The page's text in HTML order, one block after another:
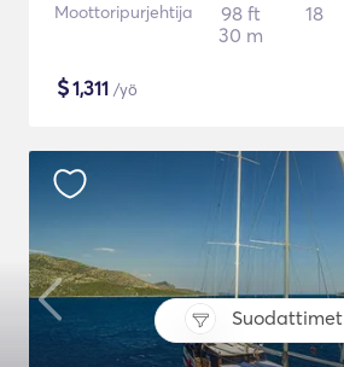
Suodattimet
Moottoripurjehtija
98 ft
30 m
18
$1,311 /yö